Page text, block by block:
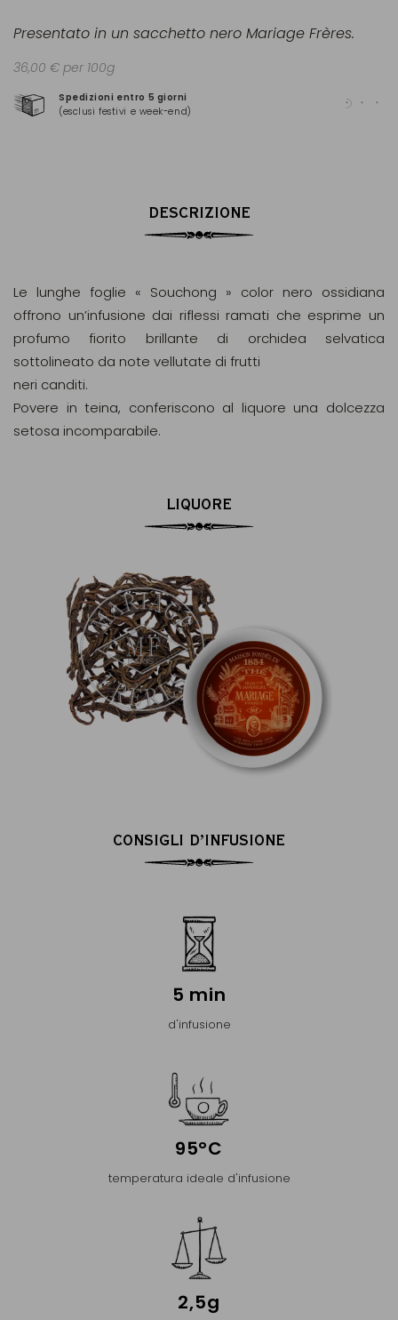
Spedizioni entro 5 giorni
(esclusi festivi e week-end)
Presentato in un sacchetto nero Mariage Frères.
36,00 € per 100g
DESCRIZIONE
Le lunghe foglie « Souchong » color nero ossidiana
offrono un’infusione dai riflessi ramati che esprime un
profumo fiorito brillante di orchidea selvatica
sottolineato da note vellutate di frutti
neri canditi.
Povere in teina, conferiscono al liquore una dolcezza
setosa incomparabile.
LIQUORE
CONSIGLI D’INFUSIONE
5 min
d'infusione
95°C
temperatura ideale d'infusione
2,5g